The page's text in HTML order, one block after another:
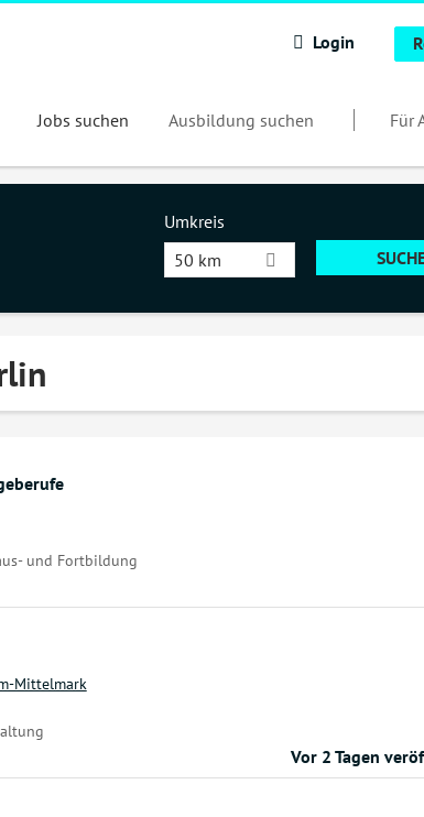
Login
Jobs suchen Ausbildung suchen Für
Umkreis
50 km
und Fortbildung
Mittelmark
Vor 2 Tagen